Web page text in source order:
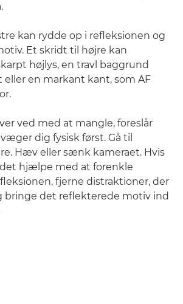
kan rydde op i refleksionen og
Et skridt til højre kan
højlys, en travl baggrund
en markant kant, som AF
ved med at mangle, foreslår
dig fysisk først. Gå til
Hæv eller sænk kameraet. Hvis
hjælpe med at forenkle
fjerne distraktioner, der
bringe det reflekterede motiv ind